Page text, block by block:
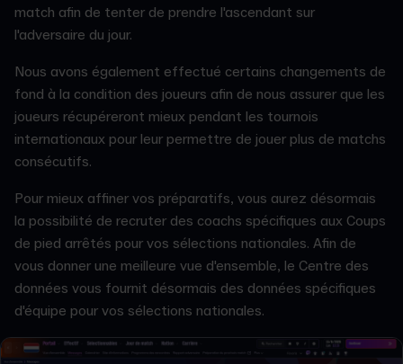
match afin de tenter de prendre l'ascendant sur
l'adversaire du jour.
Nous avons également effectué certains changements de
fond à la condition des joueurs afin de nous assurer que les
joueurs récupéreront mieux pendant les tournois
internationaux pour leur permettre de jouer plus de matchs
consécutifs.
Pour mieux affiner vos préparatifs, vous aurez désormais
la possibilité de recruter des coachs spécifiques aux Coups
de pied arrêtés pour vos sélections nationales. Afin de
vous donner une meilleure vue d'ensemble, le Centre des
données vous fournit désormais des données spécifiques
d'équipe pour vos sélections nationales.